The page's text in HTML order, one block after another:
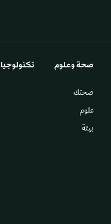
صحة وعلوم
صحتك
علوم
بيئة
تكنولوجيا